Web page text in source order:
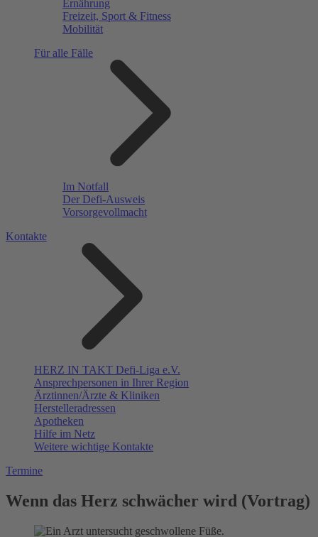
Ernährung
Freizeit, Sport & Fitness
Mobilität
Für alle Fälle
Im Notfall
Der Defi-Ausweis
Vorsorgevollmacht
Kontakte
HERZ IN TAKT Defi-Liga e.V.
Ansprechpersonen in Ihrer Region
Ärztinnen/Ärzte & Kliniken
Herstelleradressen
Apotheken
Hilfe im Netz
Weitere wichtige Kontakte
Termine
Wenn das Herz schwächer wird (Vortrag)